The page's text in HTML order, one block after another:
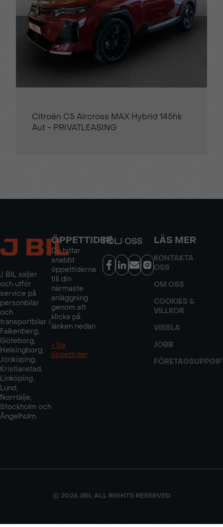
Citroën C5 Aircross MAX Hybrid 145hk
Aut - PRIVATLEASING
J BIL säljer
och utför
service på
personbilar
och
transportbilar i
Falkenberg,
Göteborg,
Helsingborg,
Jönköping,
Kristianstad,
Linköping,
Lund,
Norrtälje,
Stockholm och
Ängelholm.
ÖPPETTIDER
Du hittar
snabbt
öppettiderna
till din
närmaste
anläggning
genom att
klicka på
länken nedan.
> Se
öppettider
FÖLJ OSS LÄS MER
KONTAKTA
OSS
OM OSS
COOKIES &
VILLKOR
VISSLA
JOBB
© 2026 JBIL ALL RIGHTS RESERVED